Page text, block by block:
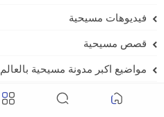
فيديوهات مسيحية
قصص مسيحية
مواضيع اكبر مدونة مسيحية بالعالم
يسوع المسيح